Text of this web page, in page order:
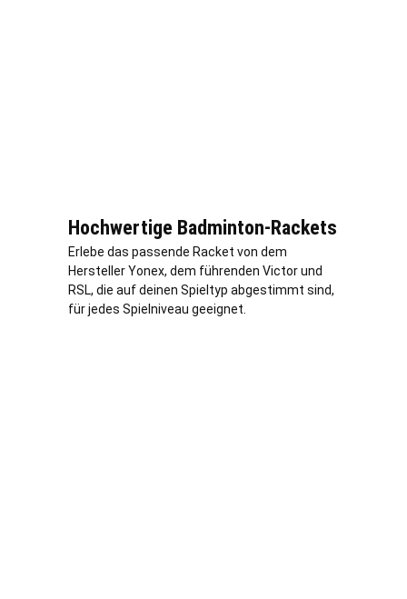
Hochwertige Badminton-Rackets
Erlebe das passende Racket von dem
Hersteller Yonex, dem führenden Victor und
RSL, die auf deinen Spieltyp abgestimmt sind,
für jedes Spielniveau geeignet.